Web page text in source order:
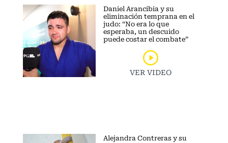
Daniel Arancibia y su
eliminación temprana en el
judo: “No era lo que
esperaba, un descuido
puede costar el combate”
VER VIDEO
Alejandra Contreras y su